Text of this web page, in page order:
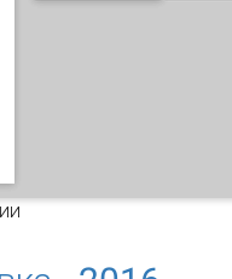
мегажурналов